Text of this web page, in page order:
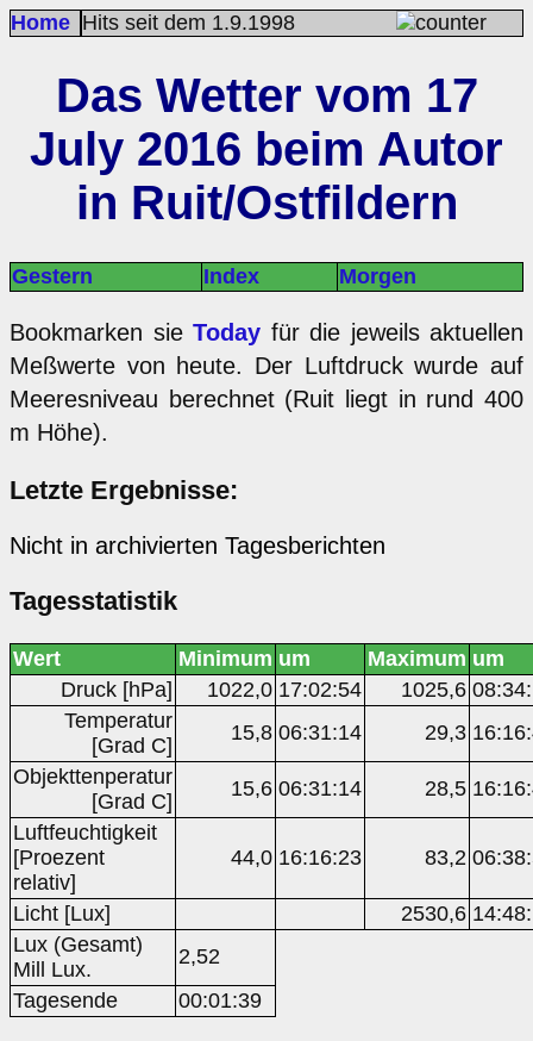
Home Hits seit dem 1.9.1998
Das Wetter vom 17
July 2016 beim Autor
in Ruit/Ostfildern
Gestern Index Morgen
Bookmarken sie Today für die jeweils aktuellen
Meßwerte von heute. Der Luftdruck wurde auf
Meeresniveau berechnet (Ruit liegt in rund 400
m Höhe).
Letzte Ergebnisse:
Nicht in archivierten Tagesberichten
Tagesstatistik
Wert Minimum um Maximum um
Druck [hPa]
1022,0 17:02:54 1025,6
Temperatur
[Grad C]
15,8 06:31:14 29,3
Objekttenperatur
[Grad C]
15,6 06:31:14 28,5
Luftfeuchtigkeit
[Proezent
relativ]
44,0 16:16:23 83,2
Licht [Lux] 2530,6
Lux (Gesamt)
Mill Lux.
2,52
Tagesende
00:01:39